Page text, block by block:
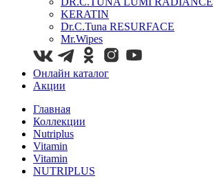
KERATIN
Dr.C.Tuna RESURFACE
Mr.Wipes
Онлайн каталог
Акции
Главная
Коллекции
Nutriplus
Vitamin
Vitamin
NUTRIPLUS